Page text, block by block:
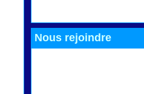
Nous rejoindre